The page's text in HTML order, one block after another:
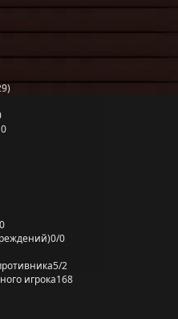
0
0/0
5/2
игрока168